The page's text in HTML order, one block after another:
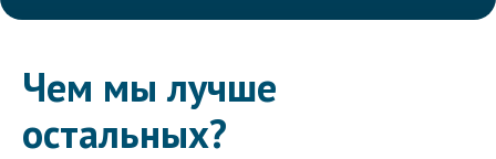
Чем мы лучше
остальных?